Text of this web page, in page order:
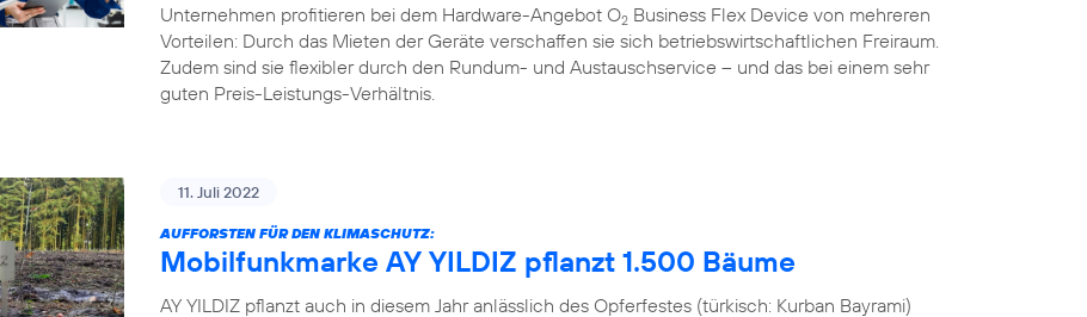
Unternehmen profitieren bei dem Hardware-Angebot O2 Business Flex Device von mehreren
Vorteilen: Durch das Mieten der Geräte verschaffen sie sich betriebswirtschaftlichen Freiraum.
Zudem sind sie flexibler durch den Rundum- und Austauschservice – und das bei einem sehr
guten Preis-Leistungs-Verhältnis.
11. Juli 2022
AUFFORSTEN FÜR DEN KLIMASCHUTZ:
Mobilfunkmarke AY YILDIZ pflanzt 1.500 Bäume
AY YILDIZ pflanzt auch in diesem Jahr anlässlich des Opferfestes (türkisch: Kurban Bayrami)